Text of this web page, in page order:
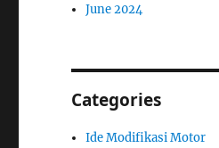
June 2024
Categories
Ide Modifikasi Motor